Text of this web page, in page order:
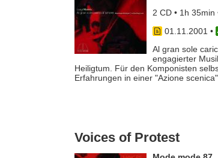
2 CD • 1h 35min
01.11.2001 •
Al gran sole
engagierter
Heiligtum. Für den Komponisten
Erfahrungen in einer "Azione
Voices of Protest